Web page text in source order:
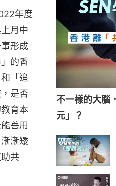
年度
月中
形成
的香
「追
是否
育本
善用
漸矮
共
不一樣的大腦
元」？